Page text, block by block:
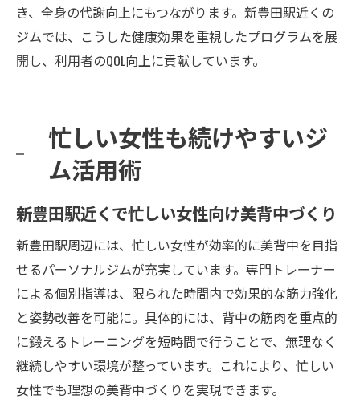
き、全身の代謝向上にもつながります。新豊田駅近くの
ジムでは、こうした健康効果を重視したプログラムを展
開し、利用者のQOL向上に貢献しています。
忙しい女性も続けやすいジ
ム活用術
新豊田駅近くで忙しい女性向け美背中づくり
新豊田駅周辺には、忙しい女性が効率的に美背中を目指
せるパーソナルジムが充実しています。専門トレーナー
による個別指導は、限られた時間内で効果的な筋力強化
と姿勢改善を可能に。具体的には、背中の筋肉を重点的
に鍛えるトレーニングを短時間で行うことで、無理なく
継続しやすい環境が整っています。これにより、忙しい
女性でも理想の美背中づくりを実現できます。